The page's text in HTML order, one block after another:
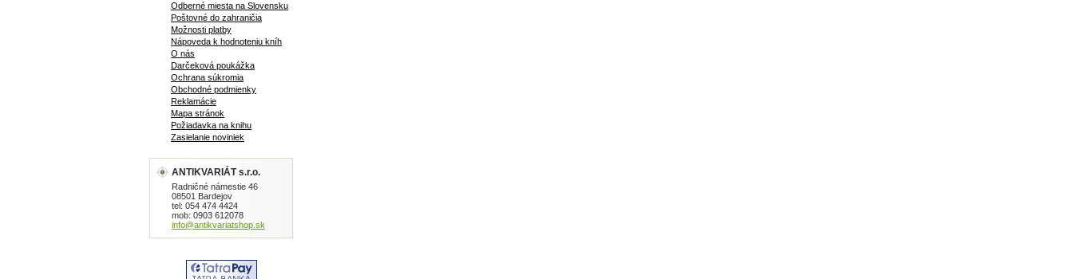
Odberné miesta na Slovensku
Poštovné do zahraničia
Možnosti platby
Nápoveda k hodnoteniu kníh
O nás
Darčeková poukážka
Ochrana súkromia
Obchodné podmienky
Reklamácie
Mapa stránok
Požiadavka na knihu
Zasielanie noviniek
ANTIKVARIÁT s.r.o.
Radničné námestie 46
08501 Bardejov
tel: 054 474 4424
mob: 0903 612078
info@antikvariatshop.sk